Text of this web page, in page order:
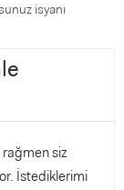
isyanı
siz
İstediklerimi